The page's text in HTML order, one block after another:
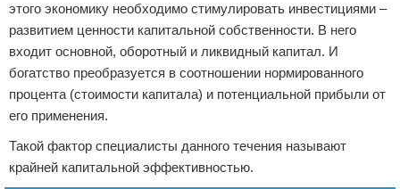
этого экономику необходимо стимулировать инвестициями –
развитием ценности капитальной собственности. В него
входит основной, оборотный и ликвидный капитал. И
богатство преобразуется в соотношении нормированного
процента (стоимости капитала) и потенциальной прибыли от
его применения.
Такой фактор специалисты данного течения называют
крайней капитальной эффективностью.